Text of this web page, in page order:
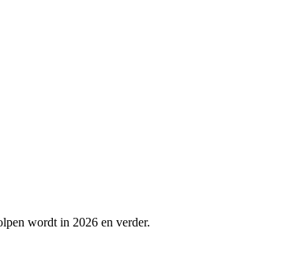
wordt in 2026 en verder.